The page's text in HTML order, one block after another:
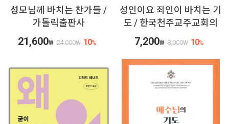
성모님께 바치는 찬가들 /
가톨릭출판사
21,600₩ 24,000₩ 10%
성인이요 죄인이 바치는 기
도 / 한국천주교주교회의
7,200₩ 8,000₩ 10%